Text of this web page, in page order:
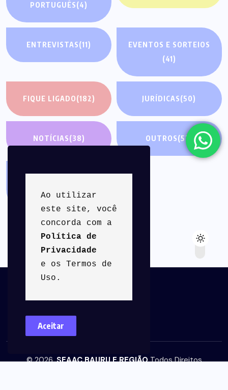
Ao utilizar
este site, você
concorda com a
Política de
Privacidade
e os Termos de
Uso.
Aceitar
PORTUGUÊS(4)
ENTREVISTAS(11)
EVENTOS E SORTEIOS
(41)
FIQUE LIGADO(182) JURÍDICAS(50)
NOTÍCIAS(38) OUTROS(52)
PRESIDENTE (26)
© 2026,SEAAC BAURU E REGIÃOTodos Direitos